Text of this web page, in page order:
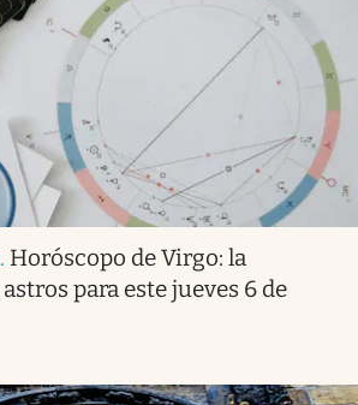
. Horóscopo de Virgo: la
para este jueves 6 de